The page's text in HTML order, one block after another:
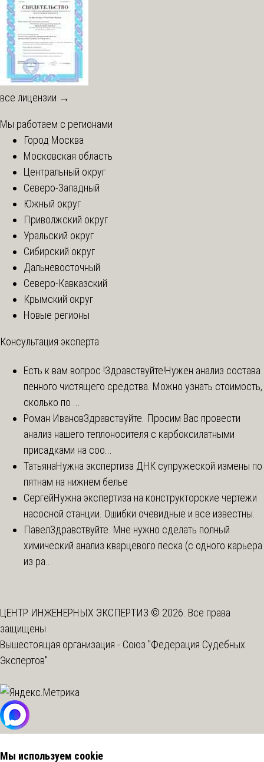
все лицензии →
Мы работаем с регионами
Город Москва
Московская область
Центральный округ
Северо-Западный
Южный округ
Приволжский округ
Уральский округ
Сибирский округ
Дальневосточный
Северо-Кавказский
Крымский округ
Новые регионы
Консультация эксперта
Есть к вам вопрос !Здравствуйте!Нужен анализ состава
пенного чистящего средства. Можно узнать стоимость,
сколько по ...
Роман ИвановЗдравствуйте. Просим Вас провести
анализ нашего теплоносителя с карбоксилатными
присадками на соо...
ТатьянаНужна экспертиза ДНК супружеской измены по
пятнам на нижнем белье
СергейНужна экспертиза на конструкторские чертежи
насосной станции. Ошибки очевидные и все известны.
ПавелЗдравствуйте. Мне нужно сделать полный
химический анализ кварцевого песка (с одного карьера
из ра...
ЦЕНТР ИНЖЕНЕРНЫХ ЭКСПЕРТИЗ © 2026. Все права
защищены
Вышестоящая организация - Союз "Федерация Судебных
Экспертов"
Мы используем cookie